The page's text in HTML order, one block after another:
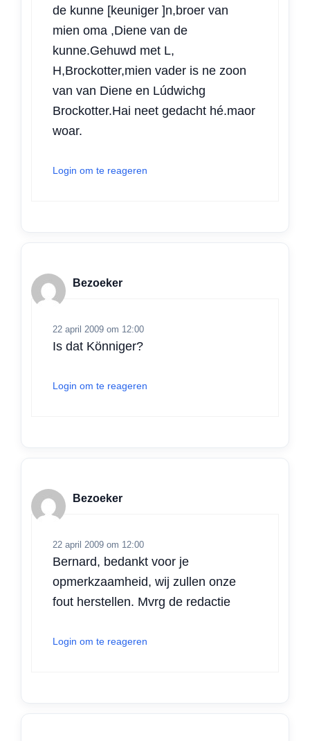
de kunne [keuniger ]n,broer van
mien oma ,Diene van de
kunne.Gehuwd met L,
H,Brockotter,mien vader is ne zoon
van van Diene en Lúdwichg
Brockotter.Hai neet gedacht hé.maor
woar.
Login om te reageren
Bezoeker
22 april 2009 om 12:00
Is dat Könniger?
Login om te reageren
Bezoeker
22 april 2009 om 12:00
Bernard, bedankt voor je
opmerkzaamheid, wij zullen onze
fout herstellen. Mvrg de redactie
Login om te reageren